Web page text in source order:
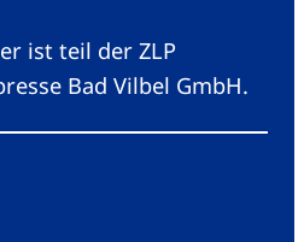
ist teil der ZLP
Bad Vilbel GmbH.